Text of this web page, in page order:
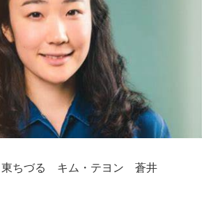
ちづる キム・テヨン 蒼井